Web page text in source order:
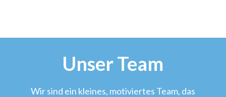
Unser Team
Wir sind ein kleines, motiviertes Team, das